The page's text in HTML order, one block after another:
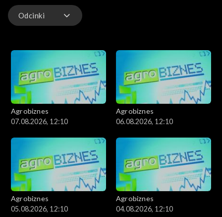
Odcinki
Agrobiznes
07.08.2026, 12:10
Agrobiznes
06.08.2026, 12:10
Agrobiznes
05.08.2026, 12:10
Agrobiznes
04.08.2026, 12:10